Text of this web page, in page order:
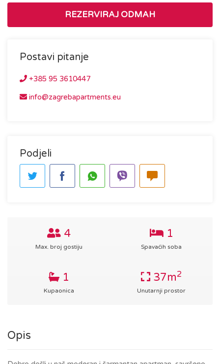
REZERVIRAJ ODMAH
Postavi pitanje
+385 95 3610447
info@zagrebapartments.eu
Podjeli
4
Max. broj gostiju
1
Spavaćih soba
1
Kupaonica
37m2
Unutarnji prostor
Opis